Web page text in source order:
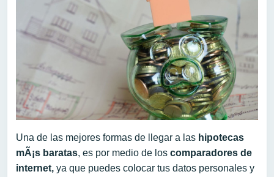
Una de las mejores formas de llegar a las hipotecas
mÃ¡s baratas, es por medio de los comparadores de
internet, ya que puedes colocar tus datos personales y